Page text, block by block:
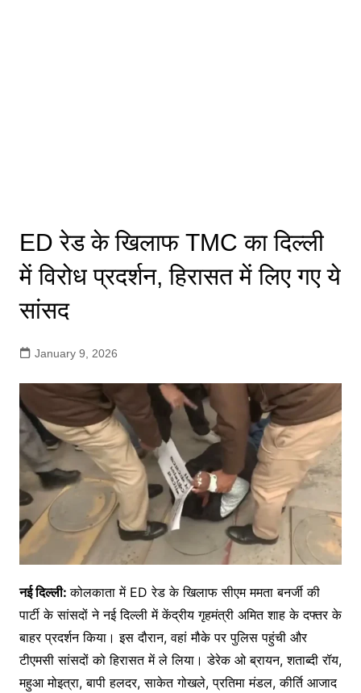
ED रेड के खिलाफ TMC का दिल्ली
में विरोध प्रदर्शन, हिरासत में लिए गए ये
सांसद
January 9, 2026
नई दिल्ली:कोलकाता में ED रेड के खिलाफ सीएम ममता बनर्जी की
पार्टी के सांसदों ने नई दिल्ली में केंद्रीय गृहमंत्री अमित शाह के दफ्तर के
बाहर प्रदर्शन किया। इस दौरान, वहां मौके पर पुलिस पहुंची और
टीएमसी सांसदों को हिरासत में ले लिया। डेरेक ओ ब्रायन, शताब्दी रॉय,
महुआ मोइत्रा, बापी हलदर, साकेत गोखले, प्रतिमा मंडल, कीर्ति आजाद